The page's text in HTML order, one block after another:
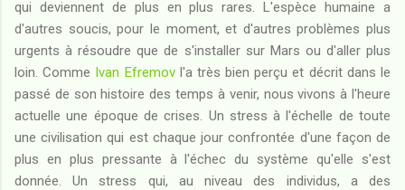
qui deviennent de plus en plus rares. L'espèce humaine a
d'autres soucis, pour le moment, et d'autres problèmes plus
urgents à résoudre que de s'installer sur Mars ou d'aller plus
loin. Comme Ivan Efremovl'a très bien perçu et décrit dans le
passé de son histoire des temps à venir, nous vivons à l'heure
actuelle une époque de crises. Un stress à l'échelle de toute
une civilisation qui est chaque jour confrontée d'une façon de
plus en plus pressante à l'échec du système qu'elle s'est
donnée. Un stress qui, au niveau des individus, a des